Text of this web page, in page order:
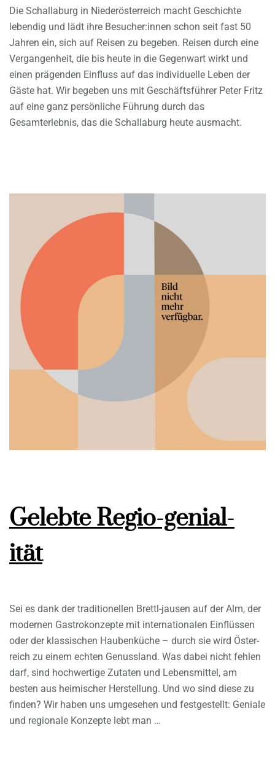
Die Schallaburg in Niederösterreich macht Geschichte
lebendig und lädt ihre Besucher:innen schon seit fast 50
Jahren ein, sich auf Reisen zu begeben. Reisen durch eine
Vergangenheit, die bis heute in die Gegenwart wirkt und
einen prägenden Einfluss auf das individuelle Leben der
Gäste hat. Wir begeben uns mit Geschäftsführer Peter Fritz
auf eine ganz persönliche Führung durch das
Gesamterlebnis, das die Schallaburg heute ausmacht.
Gelebte Regio-genial-
ität
Sei es dank der traditionellen Brettl-jausen auf der Alm, der
modernen Gastrokonzepte mit internationalen Einflüssen
oder der klassischen Haubenküche – durch sie wird Öster-
reich zu einem echten Genussland. Was dabei nicht fehlen
darf, sind hochwertige Zutaten und Lebensmittel, am
besten aus heimischer Herstellung. Und wo sind diese zu
finden? Wir haben uns umgesehen und festgestellt: Geniale
und regionale Konzepte lebt man …